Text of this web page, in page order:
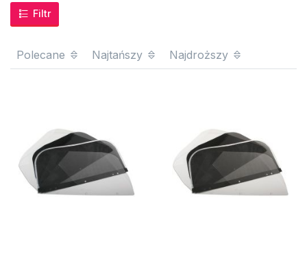
Filtr
Polecane Najtańszy Najdroższy